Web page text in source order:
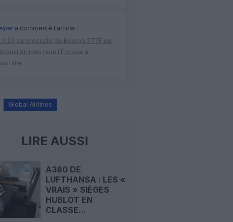
a commenté l'article :
h 23 sans escale : le Boeing 777F de
Airlines relie l’Écosse à
Global Airlines
LIRE AUSSI
A380 DE
LUFTHANSA : LES «
VRAIS » SIÈGES
HUBLOT EN
CLASSE...